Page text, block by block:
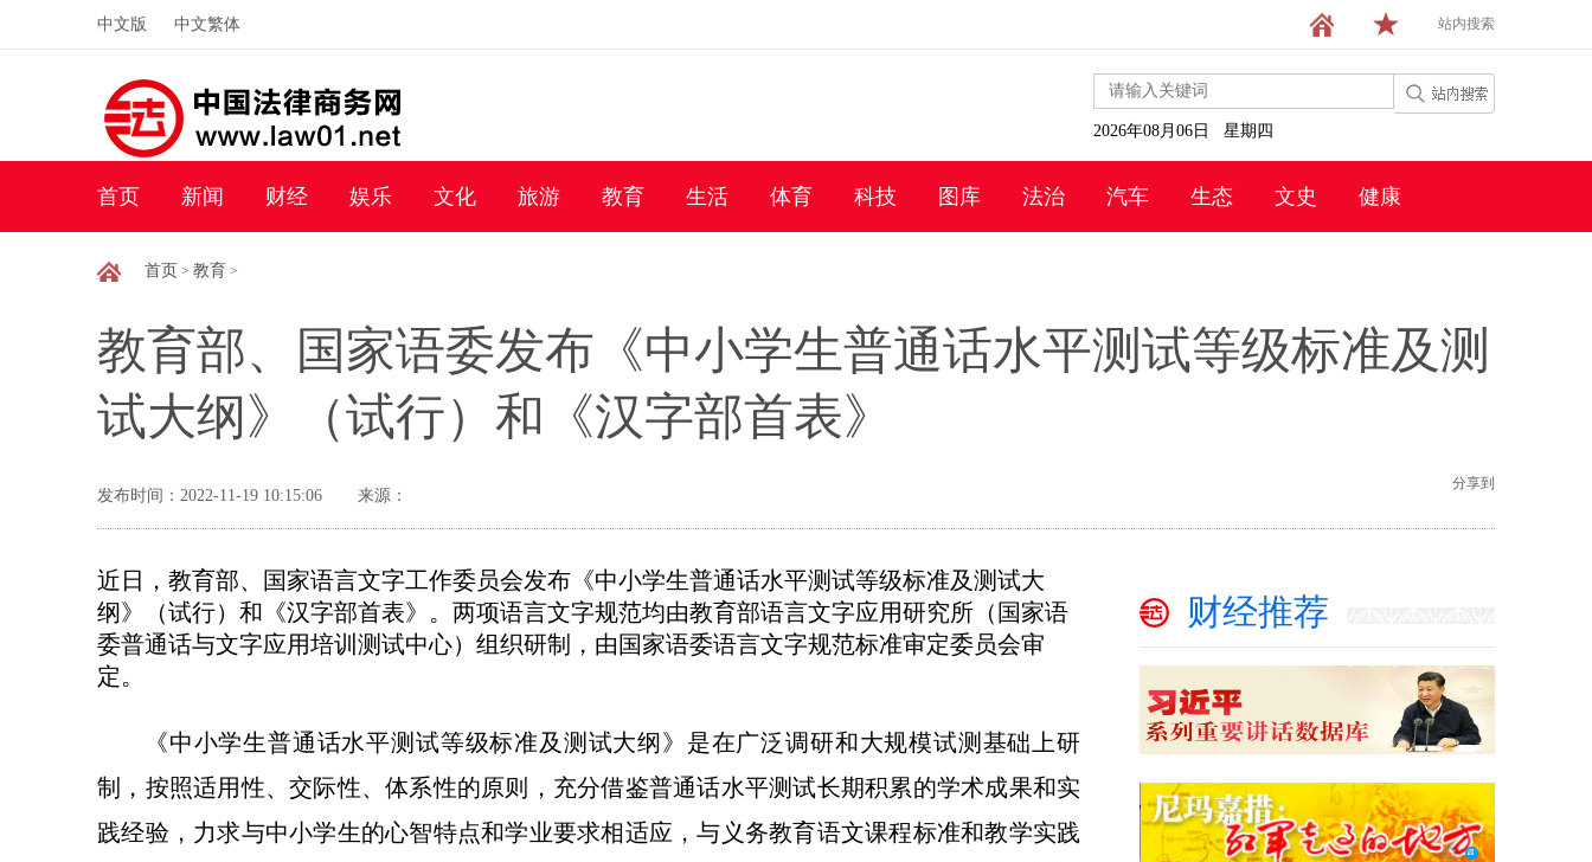
中文版 中文繁体 站内搜索
2026年08月06日 星期四
首页 新闻 财经 娱乐 文化 旅游 教育 生活 体育 科技 图库 法治 汽车 生态 文史 健康
首页 > 教育 >
教育部、国家语委发布《中小学生普通话水平测试等级标准及测
试大纲》（试行）和《汉字部首表》
发布时间：2022-11-19 10:15:06 来源：
分享到
近日，教育部、国家语言文字工作委员会发布《中小学生普通话水平测试等级标准及测试大
纲》（试行）和《汉字部首表》。两项语言文字规范均由教育部语言文字应用研究所（国家语
委普通话与文字应用培训测试中心）组织研制，由国家语委语言文字规范标准审定委员会审
定。
《中小学生普通话水平测试等级标准及测试大纲》是在广泛调研和大规模试测基础上研
制，按照适用性、交际性、体系性的原则，充分借鉴普通话水平测试长期积累的学术成果和实
践经验，力求与中小学生的心智特点和学业要求相适应，与义务教育语文课程标准和教学实践
财经推荐